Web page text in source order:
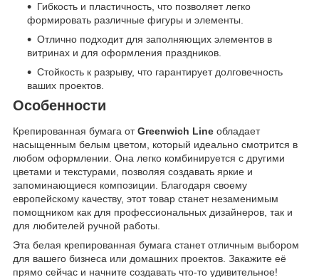
Гибкость и пластичность, что позволяет легко
формировать различные фигуры и элементы.
Отлично подходит для заполняющих элементов в
витринах и для оформления праздников.
Стойкость к разрыву, что гарантирует долговечность
ваших проектов.
Особенности
Крепированная бумага отGreenwich Line обладает
насыщенным белым цветом, который идеально смотрится в
любом оформлении. Она легко комбинируется с другими
цветами и текстурами, позволяя создавать яркие и
запоминающиеся композиции. Благодаря своему
европейскому качеству, этот товар станет незаменимым
помощником как для профессиональных дизайнеров, так и
для любителей ручной работы.
Эта белая крепированная бумага станет отличным выбором
для вашего бизнеса или домашних проектов. Закажите её
прямо сейчас и начните создавать что-то удивительное!